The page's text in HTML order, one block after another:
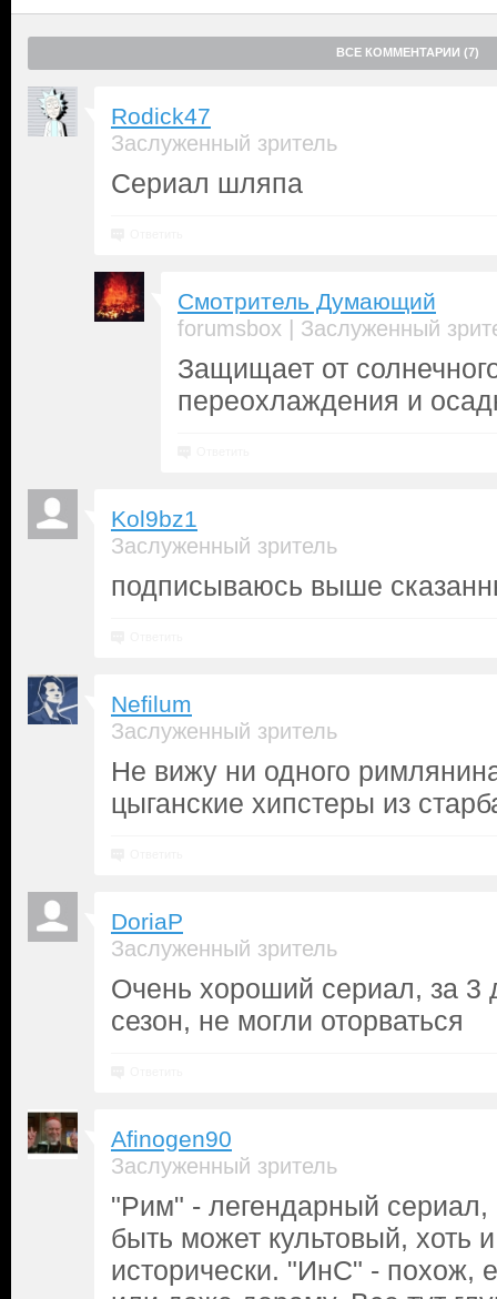
ВСЕ КОММЕНТАРИИ (7)
Rodick47
Заслуженный зритель
Сериал шляпа
Смотритель Думающий
forumsbox | Заслуженный
Защищает от
переохлаждения и
Kol9bz1
Заслуженный зритель
подписываюсь выше
Nefilum
Заслуженный зритель
Не вижу ни одного
цыганские хипстеры из
DoriaP
Заслуженный зритель
Очень хороший сериал, за 3
сезон, не могли оторваться
Afinogen90
Заслуженный зритель
"Рим" - легендарный
быть может культовый, хоть
исторически. "ИнС" - похож,